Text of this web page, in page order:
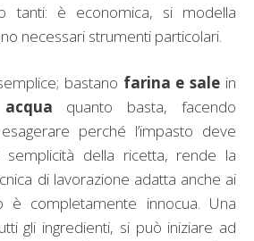
tanti: è economica, si modella
necessari strumenti particolari.
bastano farina e sale in
acqua quanto basta, facendo
perché l’impasto deve
della ricetta, rende la
di lavorazione adatta anche ai
è completamente innocua. Una
gli ingredienti, si può iniziare ad